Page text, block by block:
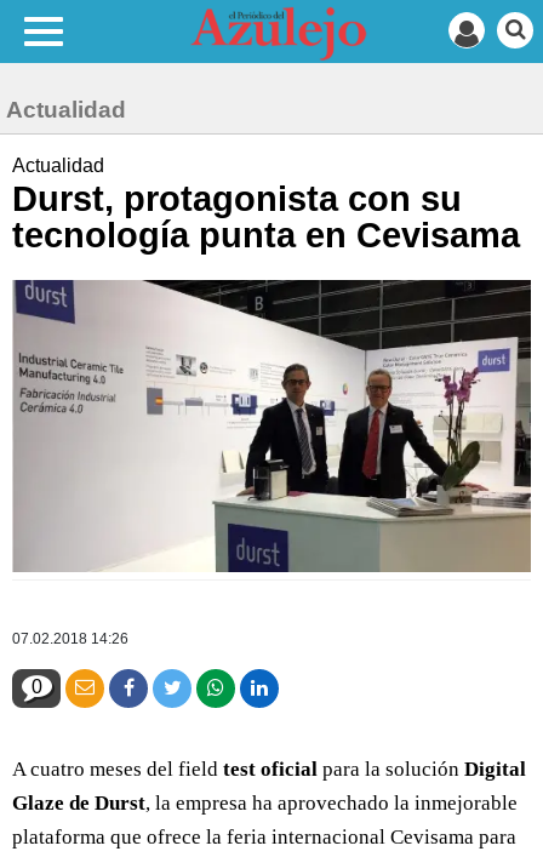
Actualidad
Actualidad
Durst, protagonista con su
tecnología punta en Cevisama
07.02.2018 14:26
0
A cuatro meses del field test oficial para la solución Digital
Glaze de Durst, la empresa ha aprovechado la inmejorable
plataforma que ofrece la feria internacional Cevisama para